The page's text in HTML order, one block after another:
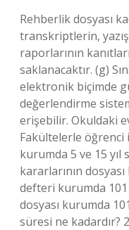
Rehberlik dosyası
transkriptlerin,
raporlarının
saklanacaktır. (g)
elektronik biçimde
değerlendirme
erişebilir. Okuldaki
Fakültelerle öğrenci
kurumda 5 ve 15 yıl
kararlarının
defteri kurumda 101
dosyası kurumda
süresi ne kadardır?